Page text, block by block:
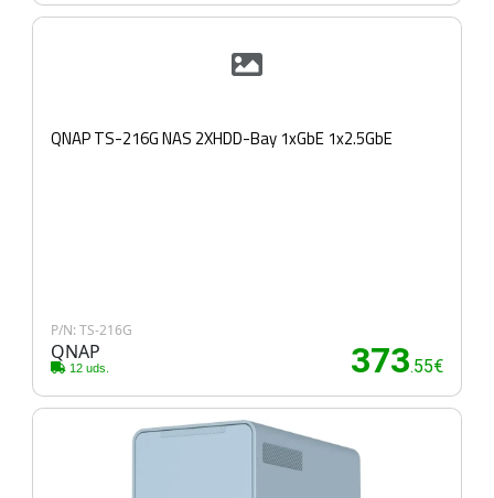
QNAP TS-216G NAS 2XHDD-Bay 1xGbE 1x2.5GbE
P/N: TS-216G
QNAP
12 uds. 373.55€